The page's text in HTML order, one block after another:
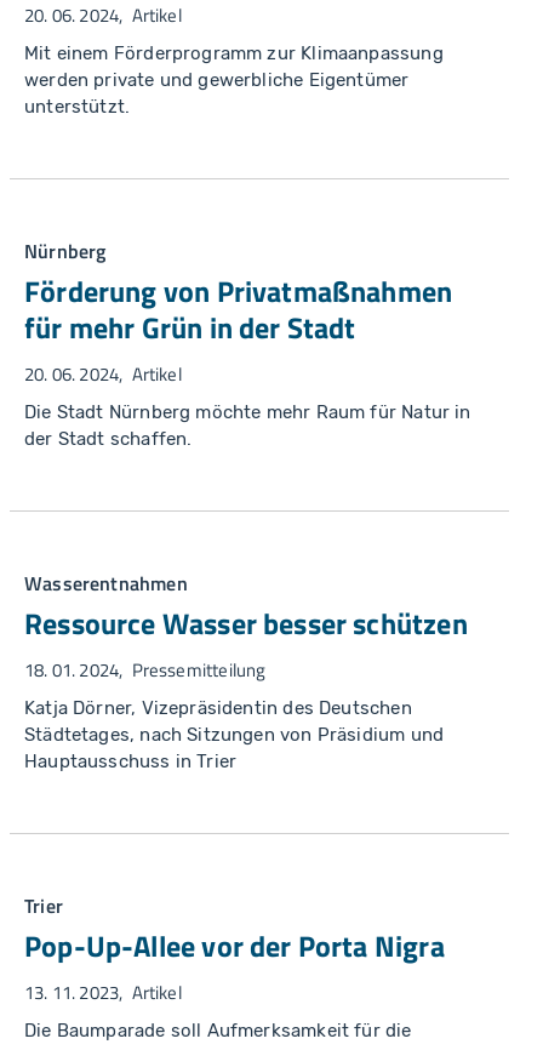
20. 06. 2024 Artikel
Mit einem Förderprogramm zur Klimaanpassung
werden private und gewerbliche Eigentümer
unterstützt.
Nürnberg
Förderung von Privatmaßnahmen
für mehr Grün in der Stadt
20. 06. 2024 Artikel
Die Stadt Nürnberg möchte mehr Raum für Natur in
der Stadt schaffen.
Wasserentnahmen
Ressource Wasser besser schützen
18. 01. 2024 Pressemitteilung
Katja Dörner, Vizepräsidentin des Deutschen
Städtetages, nach Sitzungen von Präsidium und
Hauptausschuss in Trier
Trier
Pop-Up-Allee vor der Porta Nigra
13. 11. 2023 Artikel
Die Baumparade soll Aufmerksamkeit für die